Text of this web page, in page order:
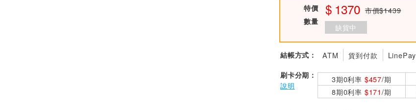
特價 1370 市價$1439
數量
缺貨中
結帳方式： ATM 貨到付款 LinePay
刷卡分期：
說明
3期0利率 $457/期
8期0利率 $171/期